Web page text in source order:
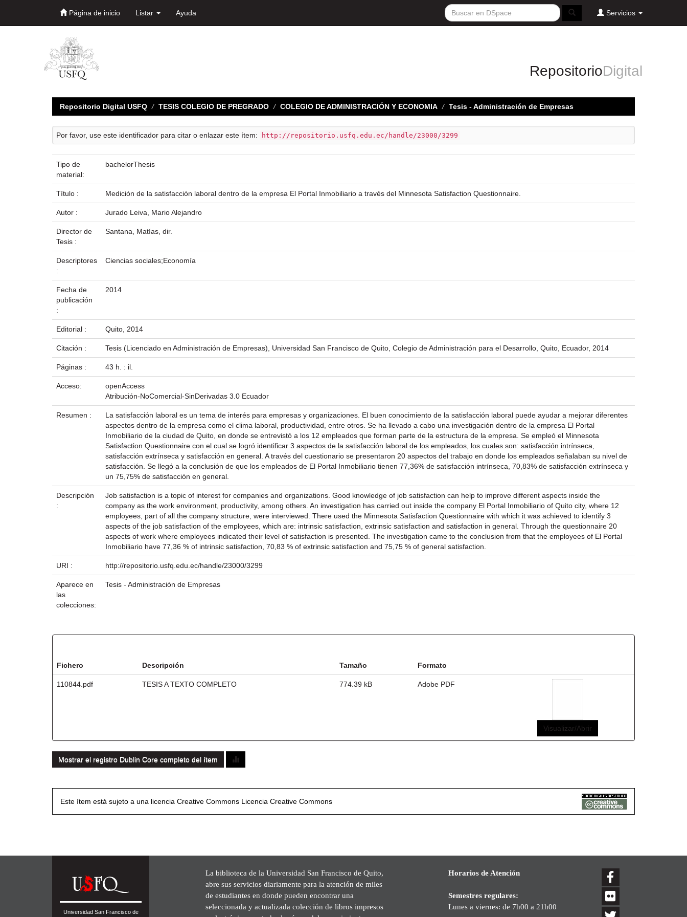
Página de inicio Listar Ayuda Servicios
RepositorioDigital
Repositorio Digital USFQ TESIS COLEGIO DE PREGRADO COLEGIO DE ADMINISTRACIÓN Y ECONOMIA Tesis - Administración de Empresas
Por favor, use este identificador para citar o enlazar este ítem: http://repositorio.usfq.edu.ec/handle/23000/3299
Tipo de
material:
bachelorThesis
Título : Medición de la satisfacción laboral dentro de la empresa El Portal Inmobiliario a través del Minnesota Satisfaction Questionnaire.
Autor : Jurado Leiva, Mario Alejandro
Director de
Tesis :
Santana, Matías, dir.
Descriptores
:
Ciencias sociales;Economía
Fecha de
publicación
:
2014
Editorial : Quito, 2014
Citación : Tesis (Licenciado en Administración de Empresas), Universidad San Francisco de Quito, Colegio de Administración para el Desarrollo, Quito, Ecuador, 2014
Páginas : 43 h. : il.
Acceso:
openAccess
Atribución-NoComercial-SinDerivadas 3.0 Ecuador
Resumen :
La satisfacción laboral es un tema de interés para empresas y organizaciones. El buen conocimiento de la satisfacción laboral puede ayudar a mejorar diferentes
aspectos dentro de la empresa como el clima laboral, productividad, entre otros. Se ha llevado a cabo una investigación dentro de la empresa El Portal
Inmobiliario de la ciudad de Quito, en donde se entrevistó a los 12 empleados que forman parte de la estructura de la empresa. Se empleó el Minnesota
Satisfaction Questionnaire con el cual se logró identificar 3 aspectos de la satisfacción laboral de los empleados, los cuales son: satisfacción intrínseca,
satisfacción extrínseca y satisfacción en general. A través del cuestionario se presentaron 20 aspectos del trabajo en donde los empleados señalaban su nivel de
satisfacción. Se llegó a la conclusión de que los empleados de El Portal Inmobiliario tienen 77,36% de satisfacción intrínseca, 70,83% de satisfacción extrínseca y
un 75,75% de satisfacción en general.
Descripción
:
Job satisfaction is a topic of interest for companies and organizations. Good knowledge of job satisfaction can help to improve different aspects inside the
company as the work environment, productivity, among others. An investigation has carried out inside the company El Portal Inmobiliario of Quito city, where 12
employees, part of all the company structure, were interviewed. There used the Minnesota Satisfaction Questionnaire with which it was achieved to identify 3
aspects of the job satisfaction of the employees, which are: intrinsic satisfaction, extrinsic satisfaction and satisfaction in general. Through the questionnaire 20
aspects of work where employees indicated their level of satisfaction is presented. The investigation came to the conclusion from that the employees of El Portal
Inmobiliario have 77,36 % of intrinsic satisfaction, 70,83 % of extrinsic satisfaction and 75,75 % of general satisfaction.
URI : http://repositorio.usfq.edu.ec/handle/23000/3299
Aparece en
las
colecciones:
Tesis - Administración de Empresas
Fichero Descripción Tamaño Formato
110844.pdf TESIS A TEXTO COMPLETO 774.39 kB Adobe PDF
Visualizar/Abrir
Mostrar el registro Dublin Core completo del ítem
Este ítem está sujeto a una licencia Creative Commons Licencia Creative Commons
Universidad San Francisco de
La biblioteca de la Universidad San Francisco de Quito,
abre sus servicios diariamente para la atención de miles
de estudiantes en donde pueden encontrar una
seleccionada y actualizada colección de libros impresos
Horarios de Atención
Semestres regulares:
Lunes a viernes: de 7h00 a 21h00